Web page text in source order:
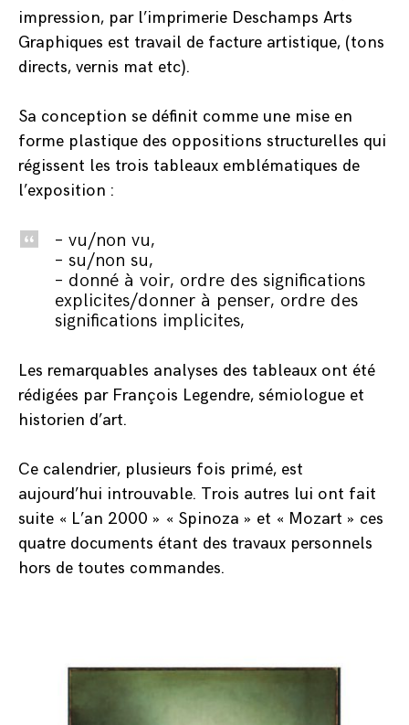
impression, par l’imprimerie Deschamps Arts
Graphiques est travail de facture artistique, (tons
directs, vernis mat etc).
Sa conception se définit comme une mise en
forme plastique des oppositions structurelles qui
régissent les trois tableaux emblématiques de
l’exposition :
– vu/non vu,
– su/non su,
– donné à voir, ordre des significations
explicites/donner à penser, ordre des
significations implicites,
Les remarquables analyses des tableaux ont été
rédigées par François Legendre, sémiologue et
historien d’art.
Ce calendrier, plusieurs fois primé, est
aujourd’hui introuvable. Trois autres lui ont fait
suite « L’an 2000 » « Spinoza » et « Mozart » ces
quatre documents étant des travaux personnels
hors de toutes commandes.